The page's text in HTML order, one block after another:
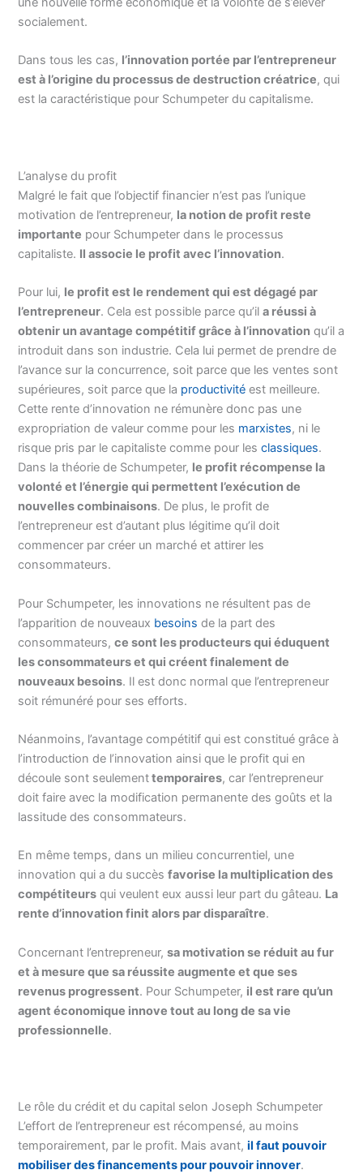
socialement.
Dans tous les cas, l’innovation portée par l’entrepreneur
est à l’origine du processus de destruction créatrice, qui
est la caractéristique pour Schumpeter du capitalisme.
L’analyse du profit
Malgré le fait que l’objectif financier n’est pas l’unique
motivation de l’entrepreneur, la notion de profit reste
importante pour Schumpeter dans le processus
capitaliste. Il associe le profit avec l’innovation.
Pour lui, le profit est le rendement qui est dégagé par
l’entrepreneur. Cela est possible parce qu’ila réussi à
obtenir un avantage compétitif grâce à l’innovation qu’il a
introduit dans son industrie. Cela lui permet de prendre de
l’avance sur la concurrence, soit parce que les ventes sont
supérieures, soit parce que la productivité est meilleure.
Cette rente d’innovation ne rémunère donc pas une
expropriation de valeur comme pour les marxistes, ni le
risque pris par le capitaliste comme pour lesclassiques.
Dans la théorie de Schumpeter, le profit récompense la
volonté et l’énergie qui permettent l’exécution de
nouvelles combinaisons. De plus, le profit de
l’entrepreneur est d’autant plus légitime qu’il doit
commencer par créer un marché et attirer les
consommateurs.
Pour Schumpeter, les innovations ne résultent pas de
l’apparition de nouveaux besoins de la part des
consommateurs,ce sont les producteurs qui éduquent
les consommateurs et qui créent finalement de
nouveaux besoins. Il est donc normal que l’entrepreneur
soit rémunéré pour ses efforts.
Néanmoins, l’avantage compétitif qui est constitué grâce à
l’introduction de l’innovation ainsi que le profit qui en
découle sont seulementtemporaires, car l’entrepreneur
doit faire avec la modification permanente des goûts et la
lassitude des consommateurs.
En même temps, dans un milieu concurrentiel, une
innovation qui a du succèsfavorise la multiplication des
compétiteurs qui veulent eux aussi leur part du gâteau. La
rente d’innovation finit alors par disparaître.
Concernant l’entrepreneur,sa motivation se réduit au fur
et à mesure que sa réussite augmente et que ses
revenus progressent. Pour Schumpeter, il est rare qu’un
agent économique innove tout au long de sa vie
professionnelle.
Le rôle du crédit et du capital selon Joseph Schumpeter
L’effort de l’entrepreneur est récompensé, au moins
temporairement, par le profit. Mais avant,il faut pouvoir
mobiliser des financements pour pouvoir innover.